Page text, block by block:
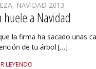
, NAVIDAD 2013
huele a Navidad
la firma ha sacado unas
de tu árbol […]
LEYENDO